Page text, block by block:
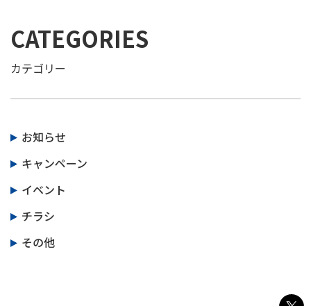
お知らせ
CATEGORIES
カテゴリー
お知らせ
キャンペーン
イベント
チラシ
その他